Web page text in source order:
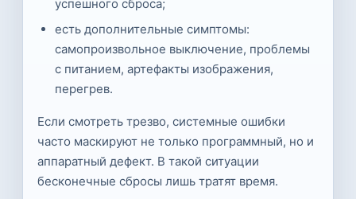
успешного сброса;
есть дополнительные симптомы:
самопроизвольное выключение, проблемы
с питанием, артефакты изображения,
перегрев.
Если смотреть трезво, системные ошибки
часто маскируют не только программный, но и
аппаратный дефект. В такой ситуации
бесконечные сбросы лишь тратят время.